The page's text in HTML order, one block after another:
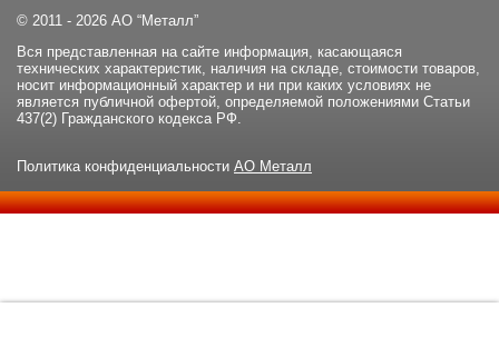
© 2011 - 2026 АО “Металл”
Вся представленная на сайте информация, касающаяся
технических характеристик, наличия на складе, стоимости товаров,
носит информационный характер и ни при каких условиях не
является публичной офертой, определяемой положениями Статьи
437(2) Гражданского кодекса РФ.
Политика конфиденциальности АО Металл